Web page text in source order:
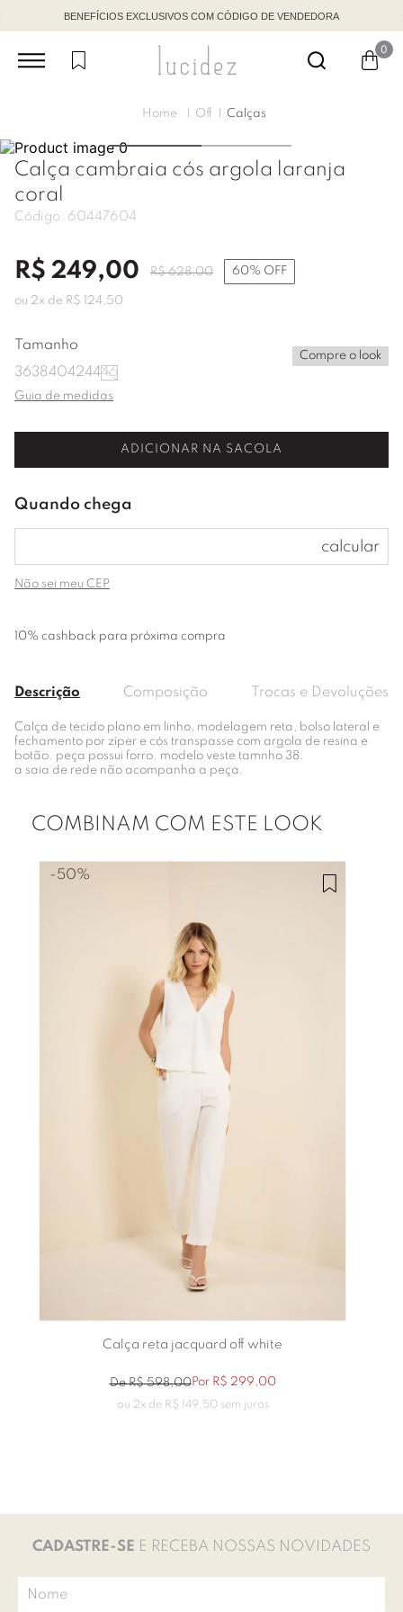
BENEFÍCIOS EXCLUSIVOS COM CÓDIGO DE VENDEDORA
0
Off Calças
Calça cambraia cós argola laranja
coral
Código: 60447604
R$ 249,00 R$ 628,00 60% OFF
ou 2x de R$ 124 ,50
Tamanho
363840424446
Compre o look
Guia de medidas
ADICIONAR NA SACOLA
Não sei meu CEP
10% cashback para próxima compra
Descrição Composição Trocas e Devoluções
Calça de tecido plano em linho, modelagem reta, bolso lateral e
fechamento por zíper e cós transpasse com argola de resina e
botão. peça possui forro. modelo veste tamnho 38.
a saia de rede não acompanha a peça.
COMBINAM COM ESTE LOOK
-50%
Calça reta jacquard off white
DeR$ 598,00Por R$ 299,00
ou 2x de R$ 149 50sem juros
CADASTRE-SE E RECEBA NOSSAS NOVIDADES